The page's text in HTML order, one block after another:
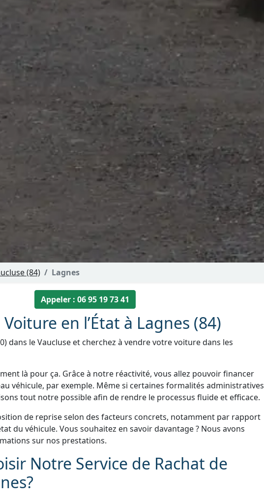
(84) Lagnes
Appeler : 06 95 19 73 41
en l’État à Lagnes (84)
dans le Vaucluse et cherchez à vendre votre voiture dans les
là pour ça. Grâce à notre réactivité, vous allez pouvoir financer
véhicule, par exemple. Même si certaines formalités administratives
tout notre possible afin de rendre le processus fluide et efficace.
de reprise selon des facteurs concrets, notamment par rapport
du véhicule. Vous souhaitez en savoir davantage ? Nous avons
sur nos prestations.
Notre Service de Rachat de